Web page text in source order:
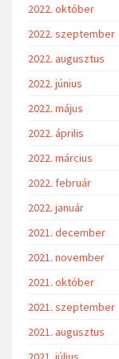
2022. október
2022. szeptember
2022. augusztus
2022. június
2022. május
2022. április
2022. március
2022. február
2022. január
2021. december
2021. november
2021. október
2021. szeptember
2021. augusztus